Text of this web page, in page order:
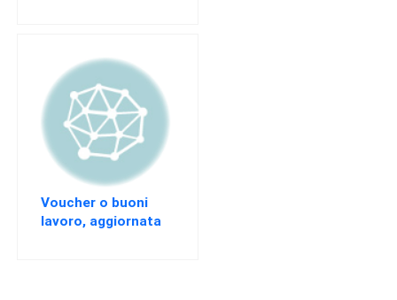
Voucher o buoni
lavoro, aggiornata